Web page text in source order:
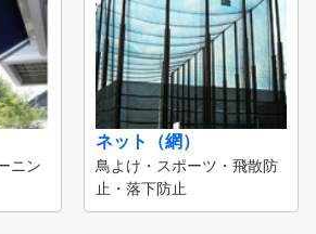
ニン
ネット（網）
鳥よけ・スポーツ・飛散防
止・落下防止